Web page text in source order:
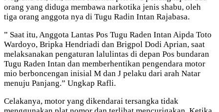
orang yang diduga membawa narkotika jenis shabu, oleh
tiga orang anggota nya di Tugu Radin Intan Rajabasa.
” Saat itu, Anggota Lantas Pos Tugu Raden Intan Aipda Toto
Wardoyo, Bripka Hendriadi dan Brigpol Dodi Aprian, saat
melaksanakan pengaturan lalulintas di depan Pos bundaran
Tugu Raden Intan dan memberhentikan pengendara motor
mio berboncengan inisial M dan J pelaku dari arah Natar
menuju Panjang.” Ungkap Rafli.
Celakanya, motor yang dikendarai tersangka tidak